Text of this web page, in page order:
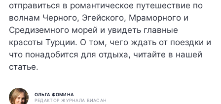
отправиться в романтическое путешествие по
волнам Черного, Эгейского, Мраморного и
Средиземного морей и увидеть главные
красоты Турции. О том, чего ждать от поездки и
что понадобится для отдыха, читайте в нашей
статье.
ОЛЬГА ФОМИНА
РЕДАКТОР ЖУРНАЛА ВИАСАН